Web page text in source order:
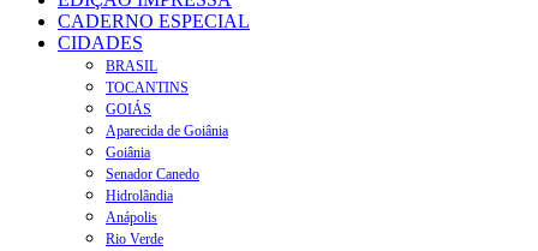
CADERNO ESPECIAL
CIDADES
BRASIL
TOCANTINS
GOIÁS
Aparecida de Goiânia
Goiânia
Senador Canedo
Hidrolândia
Anápolis
Rio Verde